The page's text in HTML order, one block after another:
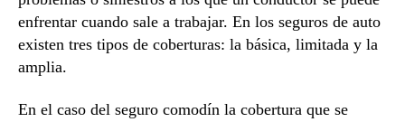
enfrentar cuando sale a trabajar. En los seguros de auto
existen tres tipos de coberturas: la básica, limitada y la
amplia.
En el caso del seguro comodín la cobertura que se